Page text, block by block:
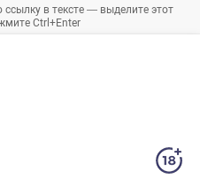
в тексте — выделите этот
Ctrl+Enter